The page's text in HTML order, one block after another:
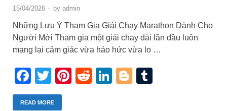
15/04/2026 - by admin
Những Lưu Ý Tham Gia Giải Chạy Marathon Dành Cho
Người Mới Tham gia một giải chạy dài lần đầu luôn
mang lại cảm giác vừa háo hức vừa lo …
Facebook
Twitter
Pinterest
RedditLinkedIn
Blogger
READ MORE